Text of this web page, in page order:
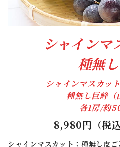
シャインマ
種無
シャインマスカッ
種無し巨峰（
各1房/約
8,980円（税
シャインマスカット：種無し皮